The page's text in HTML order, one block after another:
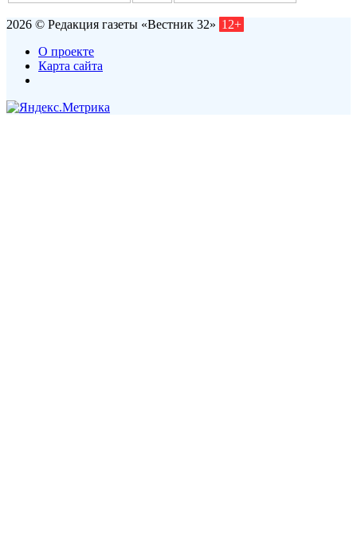
2026 © Редакция газеты «Вестник 32» 12+
О проекте
Карта сайта